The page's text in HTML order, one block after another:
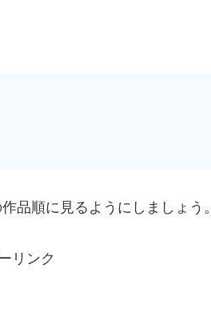
品順に見るようにしましょう。
リンク